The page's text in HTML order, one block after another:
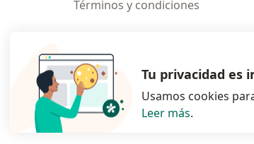
Términos y condiciones
Polska
Tu privacidad es
Usamos cookies
Leer más.